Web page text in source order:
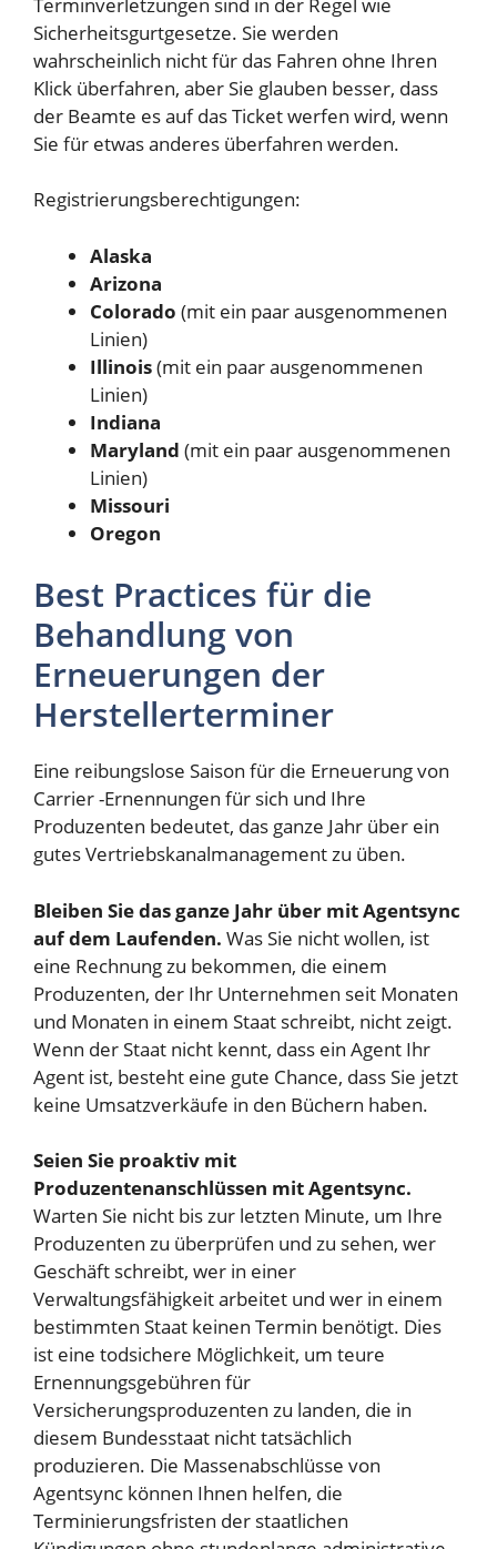
Sicherheitsgurtgesetze. Sie werden
wahrscheinlich nicht für das Fahren ohne Ihren
Klick überfahren, aber Sie glauben besser, dass
der Beamte es auf das Ticket werfen wird, wenn
Sie für etwas anderes überfahren werden.
Registrierungsberechtigungen:
Alaska
Arizona
Colorado (mit ein paar ausgenommenen
Linien)
Illinois(mit ein paar ausgenommenen
Linien)
Indiana
Maryland (mit ein paar ausgenommenen
Linien)
Missouri
Oregon
Best Practices für die
Behandlung von
Erneuerungen der
Herstellerterminer
Eine reibungslose Saison für die Erneuerung von
Carrier -Ernennungen für sich und Ihre
Produzenten bedeutet, das ganze Jahr über ein
gutes Vertriebskanalmanagement zu üben.
Bleiben Sie das ganze Jahr über mit Agentsync
auf dem Laufenden. Was Sie nicht wollen, ist
eine Rechnung zu bekommen, die einem
Produzenten, der Ihr Unternehmen seit Monaten
und Monaten in einem Staat schreibt, nicht zeigt.
Wenn der Staat nicht kennt, dass ein Agent Ihr
Agent ist, besteht eine gute Chance, dass Sie jetzt
keine Umsatzverkäufe in den Büchern haben.
Seien Sie proaktiv mit
Produzentenanschlüssen mit Agentsync.
Warten Sie nicht bis zur letzten Minute, um Ihre
Produzenten zu überprüfen und zu sehen, wer
Geschäft schreibt, wer in einer
Verwaltungsfähigkeit arbeitet und wer in einem
bestimmten Staat keinen Termin benötigt. Dies
ist eine todsichere Möglichkeit, um teure
Ernennungsgebühren für
Versicherungsproduzenten zu landen, die in
diesem Bundesstaat nicht tatsächlich
produzieren. Die Massenabschlüsse von
Agentsync können Ihnen helfen, die
Terminierungsfristen der staatlichen